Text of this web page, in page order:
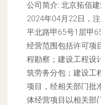
公司简介: 北京拓佰
2024年04月22日，
平北路甲65号1层甲
经营范围包括许可项
程勘察；建设工程设
筑劳务分包；建设工
项目，经相关部门批
体经营项目以相关部